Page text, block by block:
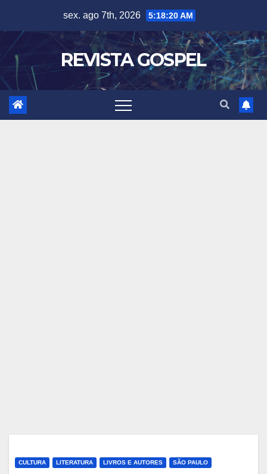
content
sex. ago 7th, 2026 5:18:22 AM
REVISTA GOSPEL
CULTURA LITERATURA LIVROS E AUTORES SÃO PAULO